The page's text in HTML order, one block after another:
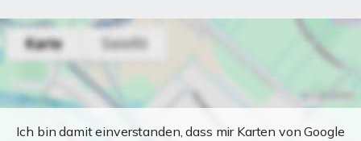
Ich bin damit einverstanden, dass mir Karten von Google